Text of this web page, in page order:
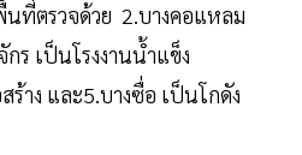
นที่ตรวจด้วย 2.บางคอแหลม
ร เป็นโรงงานน้ำแข็ง
าง และ5.บางซื่อ เป็นโกดัง